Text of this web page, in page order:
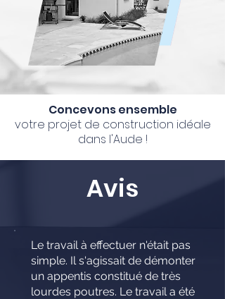
Concevons ensemble
votre projet de construction idéale
dans l'Aude !
Avis
Le travail à effectuer n'était pas
simple. Il s'agissait de démonter
un appentis constitué de très
lourdes poutres. Le travail a été